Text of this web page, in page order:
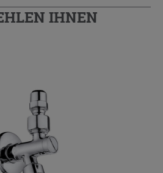
IHNEN